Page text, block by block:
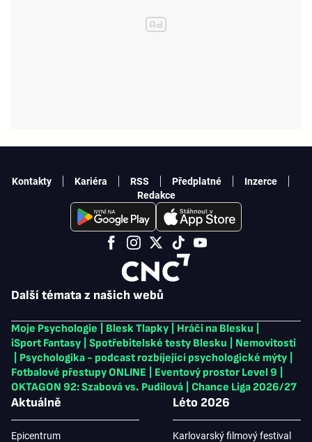
Další témata z našich webů
Moje Psychologie Blesk Tlapky Hráči na Blesku
iSport Fantasy
Spotřebitelské testy Blesku
Nemovitosti
Psychologika - podcast rozbíjející psychologické mýty
Fotbalové přestupy ONLINE
Eventový prostor Level 9
OKTAGON 92: Szabová vs. Pudilová
Chance Liga 2026/27
Aktuálně
Epicentrum
Léto 2026
Karlovarský filmový festival
Kontakty Kariéra RSS Předplatné
Inzerce
Redakce